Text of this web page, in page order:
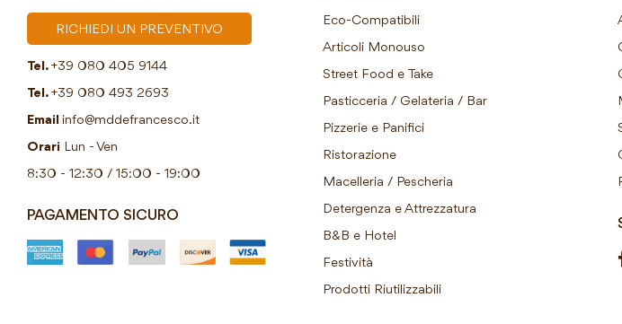
RICHIEDI UN PREVENTIVO
Tel. +39 080 405 9144
Tel. +39 080 493 2693
Email info@mddefrancesco.it
Orari Lun - Ven
8:30 - 12:30 / 15:00 - 19:00
PAGAMENTO SICURO
Eco-Compatibili
Articoli Monouso
Street Food e Take
Pasticceria / Gelateria / Bar
Pizzerie e Panifici
Ristorazione
Macelleria / Pescheria
Detergenza e Attrezzatura
B&B e Hotel
Festività
Prodotti Riutilizzabili